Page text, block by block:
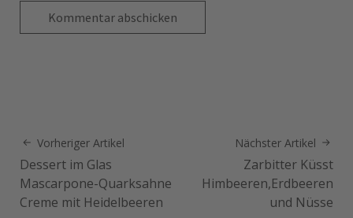
Vorheriger Artikel
Dessert im Glas
Mascarpone-Quarksahne
Creme mit Heidelbeeren
Nächster Artikel
Zarbitter Küsst
Himbeeren,Erdbeeren
und Nüsse